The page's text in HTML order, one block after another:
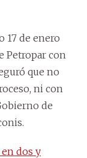
17 de enero
Petropar con
que no
ni con
de
dos y